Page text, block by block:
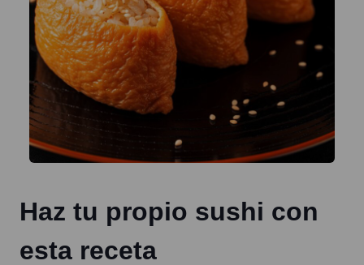
Haz tu propio sushi con
esta receta